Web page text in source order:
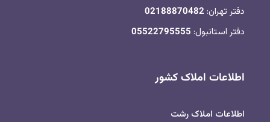
دفتر تهران: 02188870482
دفتر استانبول: 05522795555
اطلاعات املاک کشور
اطلاعات املاک رشت